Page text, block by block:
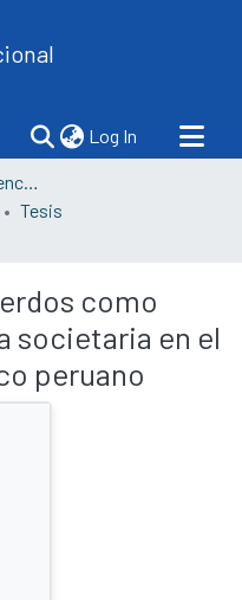
Log In (current)
Facultad de Derecho y Ciencias Políticas
Tesis
como
societaria en el
peruano